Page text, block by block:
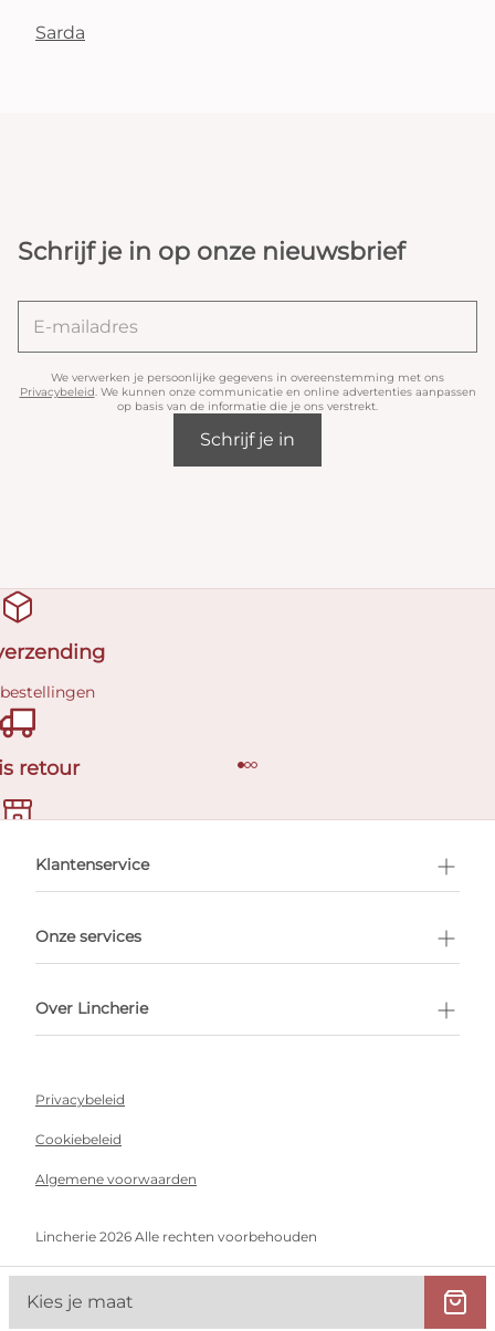
Kies je maat
Sarda
Schrijf je in op onze nieuwsbrief
We verwerken je persoonlijke gegevens in overeenstemming met ons
Privacybeleid. We kunnen onze communicatie en online advertenties aanpassen
op basis van de informatie die je ons verstrekt.
Schrijf je in
retour
afspraak
Klantenservice
Onze services
Over Lincherie
Privacybeleid
Cookiebeleid
Algemene voorwaarden
Lincherie 2026 Alle rechten voorbehouden